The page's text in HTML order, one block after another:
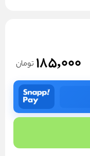
185,000 تومان